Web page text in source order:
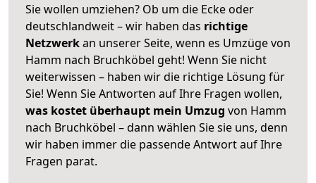
Sie wollen umziehen? Ob um die Ecke oder
deutschlandweit – wir haben das richtige
Netzwerkan unserer Seite, wenn es Umzüge von
Hamm nach Bruchköbel geht! Wenn Sie nicht
weiterwissen – haben wir die richtige Lösung für
Sie! Wenn Sie Antworten auf Ihre Fragen wollen,
was kostet überhaupt mein Umzug von Hamm
nach Bruchköbel – dann wählen Sie sie uns, denn
wir haben immer die passende Antwort auf Ihre
Fragen parat.